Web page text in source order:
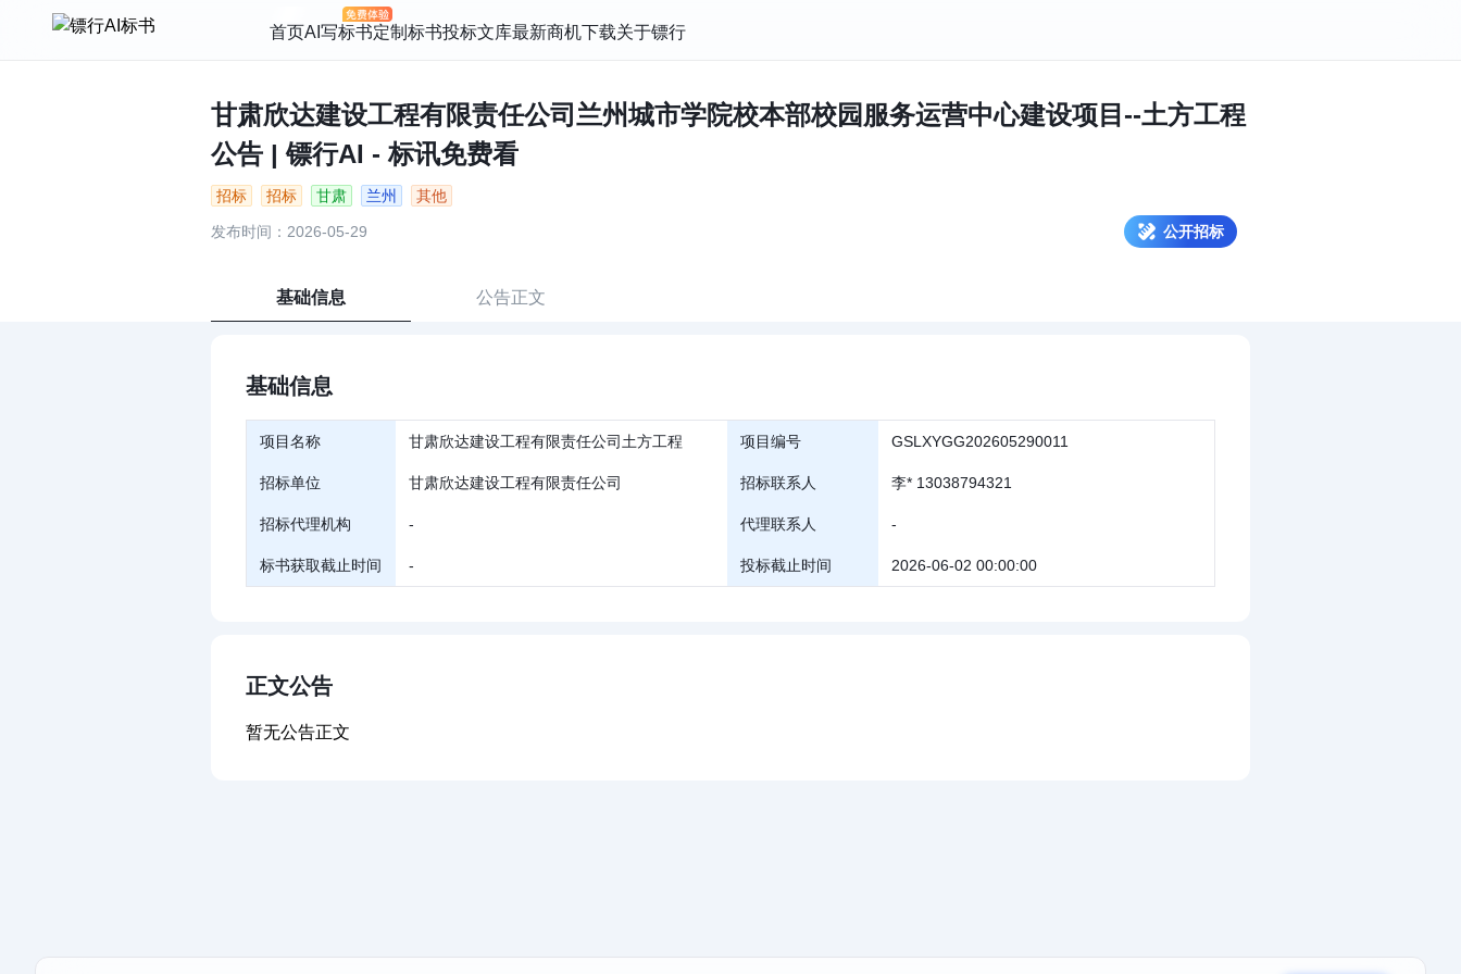
首页AI写标书定制标书投标文库最新商机下载关于镖行
甘肃欣达建设工程有限责任公司兰州城市学院校本部校园服务运营中心建设项目--土方工程
公告 | 镖行AI - 标讯免费看
招标 招标 甘肃 兰州 其他
发布时间：2026-05-29 公开招标
基础信息 公告正文
基础信息
项目名称 甘肃欣达建设工程有限责任公司土方工程 项目编号 GSLXYGG202605290011
招标单位 甘肃欣达建设工程有限责任公司 招标联系人 李* 13038794321
招标代理机构 - 代理联系人 -
标书获取截止时间 - 投标截止时间 2026-06-02 00:00:00
正文公告
暂无公告正文